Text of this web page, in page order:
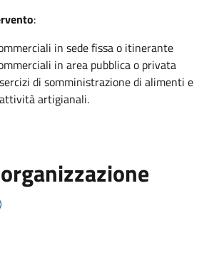
:
in sede fissa o itinerante
in area pubblica o privata
di somministrazione di alimenti e
artigianali.